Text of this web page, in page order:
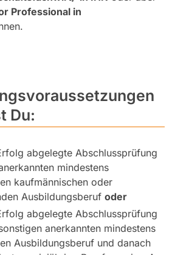
Professional in
Du:
abgelegte Abschlussprüfung
mindestens
kaufmännischen oder
Ausbildungsberuf oder
abgelegte Abschlussprüfung
anerkannten mindestens
Ausbildungsberuf und danach